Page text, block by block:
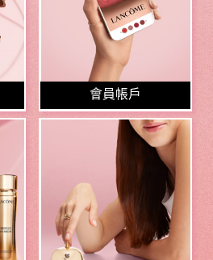
會員帳戶